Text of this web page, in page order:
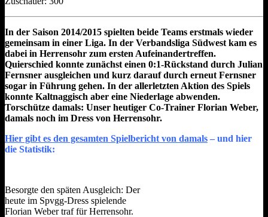
In der Saison 2014/2015 spielten beide Teams erstmals wieder
gemeinsam in einer Liga. In der Verbandsliga Südwest kam es
dabei in Herrensohr zum ersten Aufeinandertreffen.
Quierschied konnte zunächst einen 0:1-Rückstand durch Julian
Fernsner ausgleichen und kurz darauf durch erneut Fernsner
sogar in Führung gehen. In der allerletzten Aktion des Spiels
konnte Kaltnaggisch aber eine Niederlage abwenden.
Torschütze damals: Unser heutiger Co-Trainer Florian Weber,
damals noch im Dress von Herrensohr.
Hier gibt es den gesamten Spielbericht von damals – und hier
die Statistik:
Besorgte den späten Ausgleich: Der
heute im Spvgg-Dress spielende
Florian Weber traf für Herrensohr.